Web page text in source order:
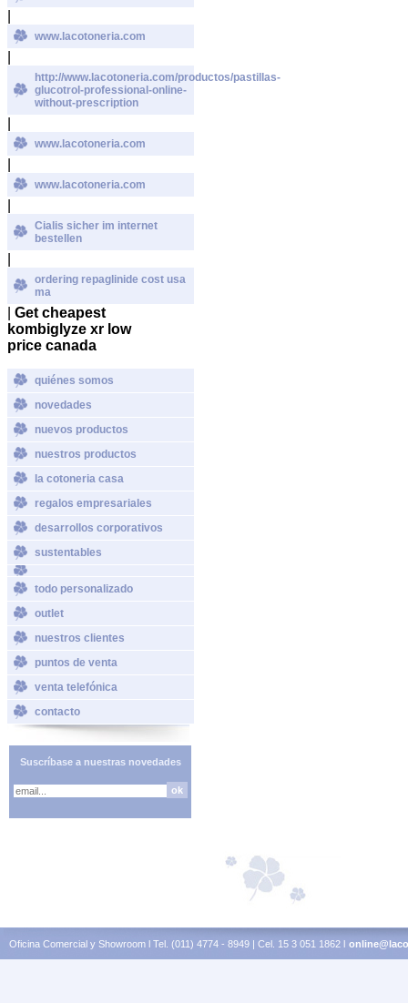
www.lacotoneria.com
http://www.lacotoneria.com/productos/pastillas-
glucotrol-professional-online-
without-prescription
www.lacotoneria.com
www.lacotoneria.com
Cialis sicher im internet
bestellen
ordering repaglinide cost usa
ma
Get cheapest
kombiglyze xr low
price canada
quiénes somos
novedades
nuevos productos
nuestros productos
la cotoneria casa
regalos empresariales
desarrollos corporativos
sustentables
todo personalizado
outlet
nuestros clientes
puntos de venta
venta telefónica
contacto
Suscríbase a nuestras novedades
Oficina Comercial y Showroom l Tel. (011) 4774 - 8949 | Cel. 15 3 051 1862 l